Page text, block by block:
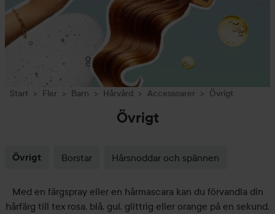
Start Fler Barn Hårvård Accessoarer Övrigt
Övrigt
Övrigt Borstar Hårsnoddar och spännen
Med en färgspray eller en hårmascara kan du förvandla din
hårfärg till tex rosa, blå, gul, glittrig eller orange på en sekund.